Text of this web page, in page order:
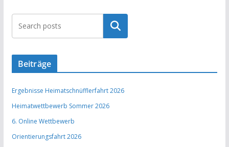
Suchen
Beiträge
Ergebnisse Heimatschnüfflerfahrt 2026
Heimatwettbewerb Sommer 2026
6. Online Wettbewerb
Orientierungsfahrt 2026